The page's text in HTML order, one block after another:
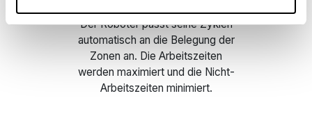
Der Roboter passt seine Zyklen
automatisch an die Belegung der
Zonen an. Die Arbeitszeiten
werden maximiert und die Nicht-
Arbeitszeiten minimiert.